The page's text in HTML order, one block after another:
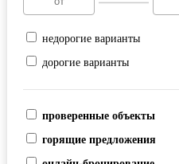
недорогие варианты
дорогие варианты
проверенные объекты
горящие предложения